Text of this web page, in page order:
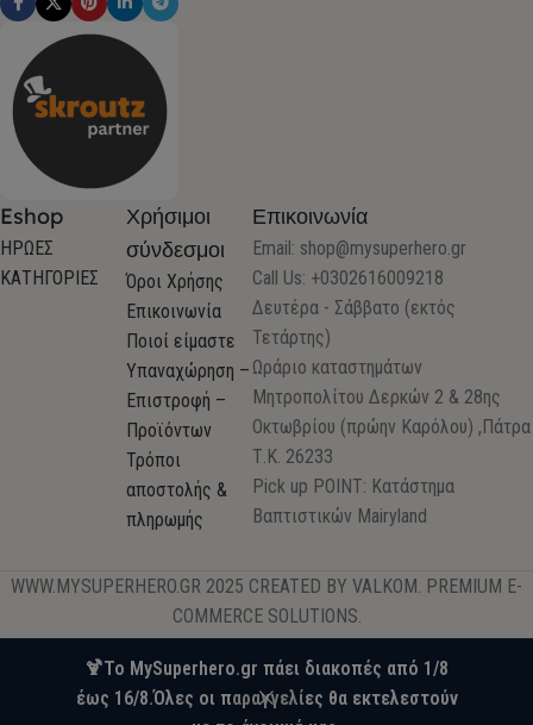
🍹Το MySuperhero.gr πάει διακοπές από 1/8
έως 16/8.Όλες οι παραγγελίες θα εκτελεστούν
Eshop
ΗΡΩΕΣ
ΚΑΤΗΓΟΡΙΕΣ
Χρήσιμοι
σύνδεσμοι
Όροι Χρήσης
Επικοινωνία
Ποιοί είμαστε
Υπαναχώρηση –
Επιστροφή –
Προϊόντων
Τρόποι
αποστολής &
πληρωμής
Επικοινωνία
Email: shop@mysuperhero.gr
Call Us: +0302616009218
Δευτέρα - Σάββατο (εκτός
Τετάρτης)
Ωράριο καταστημάτων
Μητροπολίτου Δερκών 2 & 28ης
Οκτωβρίου (πρώην Καρόλου) ,Πάτρα
Τ.Κ. 26233
Pick up POINT: Κατάστημα
Βαπτιστικών Mairyland
WWW.MYSUPERHERO.GR 2025 CREATED BY VALKOM. PREMIUM E-
COMMERCE SOLUTIONS.